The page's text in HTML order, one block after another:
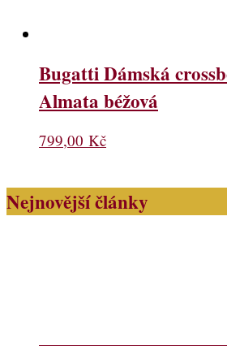
Bugatti Dámská
Almata béžová
799,00 Kč
Nejnovější články